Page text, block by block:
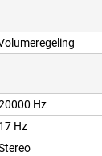
Hz
17 Hz